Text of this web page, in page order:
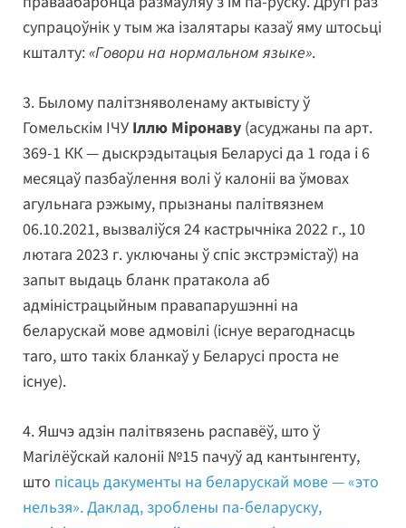
супрацоўнік у тым жа ізалятары казаў яму штосьці
кшталту:«Говори на нормальном языке».
3. Былому палітзняволенаму актывісту ў
Гомельскім ІЧУ Іллю Міронаву (асуджаны па арт.
369-1 КК — дыскрэдытацыя Беларусі да 1 года і 6
месяцаў пазбаўлення волі ў калоніі ва ўмовах
агульнага рэжыму, прызнаны палітвязнем
06.10.2021, вызваліўся 24 кастрычніка 2022 г., 10
лютага 2023 г. уключаны ў спіс экстрэмістаў) на
запыт выдаць бланк пратакола аб
адміністрацыйным правапарушэнні на
беларускай мове адмовілі (існуе верагоднасць
таго, што такіх бланкаў у Беларусі проста не
існуе).
4. Яшчэ адзін палітвязень распавёў, што ў
Магілёўскай калоніі №15 пачуў ад кантынгенту,
што пісаць дакументы на беларускай мове — «это
нельзя». Даклад, зроблены па-беларуску,